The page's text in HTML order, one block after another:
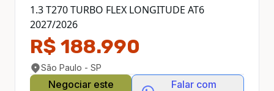
1.3 T270 TURBO FLEX LONGITUDE AT6
2027/2026
R$ 188.990
São Paulo - SP
Negociar este
Falar com